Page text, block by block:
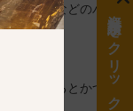
、費用などのバラ
よく見るとかつお資料請求をクリック